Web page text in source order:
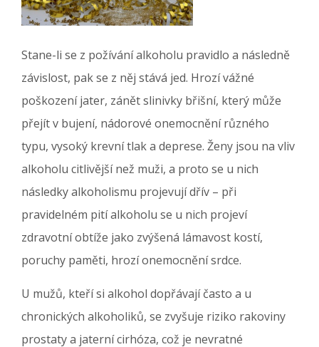
Stane-li se z požívání alkoholu pravidlo a následně
závislost, pak se z něj stává jed. Hrozí vážné
poškození jater, zánět slinivky břišní, který může
přejít v bujení, nádorové onemocnění různého
typu, vysoký krevní tlak a deprese. Ženy jsou na vliv
alkoholu citlivější než muži, a proto se u nich
následky alkoholismu projevují dřív – při
pravidelném pití alkoholu se u nich projeví
zdravotní obtíže jako zvýšená lámavost kostí,
poruchy paměti, hrozí onemocnění srdce.
U mužů, kteří si alkohol dopřávají často a u
chronických alkoholiků, se zvyšuje riziko rakoviny
prostaty a jaterní cirhóza, což je nevratné